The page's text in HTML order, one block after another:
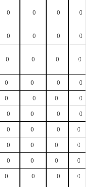
0 0 0 0
0 0 0 0
0 0 0 0
0 0 0 0
0 0 0 0
0 0 0 0
0 0 0 0
0 0 0 0
0 0 0 0
0 0 0 0